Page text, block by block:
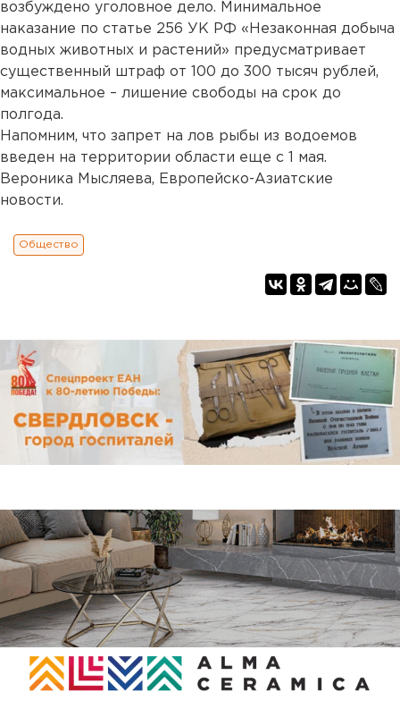
возбуждено уголовное дело. Минимальное
наказание по статье 256 УК РФ «Незаконная добыча
водных животных и растений» предусматривает
существенный штраф от 100 до 300 тысяч рублей,
максимальное – лишение свободы на срок до
полгода.
Напомним, что запрет на лов рыбы из водоемов
введен на территории области еще с 1 мая.
Вероника Мысляева, Европейско-Азиатские
новости.
Общество